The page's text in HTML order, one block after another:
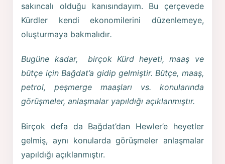
sakıncalı olduğu kanısındayım. Bu çerçevede
Kürdler kendi ekonomilerini düzenlemeye,
oluşturmaya bakmalıdır.
Bugüne kadar, birçok Kürd heyeti, maaş ve
bütçe için Bağdat’a gidip gelmiştir. Bütçe, maaş,
petrol, peşmerge maaşları vs. konularında
görüşmeler, anlaşmalar yapıldığı açıklanmıştır.
Birçok defa da Bağdat’dan Hewler’e heyetler
gelmiş, aynı konularda görüşmeler anlaşmalar
yapıldığı açıklanmıştır.